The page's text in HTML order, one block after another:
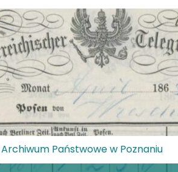
Archiwum Państwowe w Poznaniu